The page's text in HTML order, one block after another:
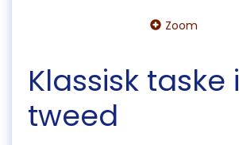
Zoom
Klassisk taske i
tweed